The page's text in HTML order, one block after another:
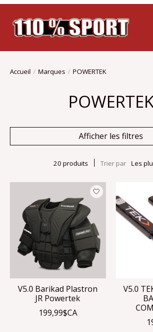
Accueil / Marques / POWERTEK
Afficher les filtres
20 produits Trier par Les
V5.0 Barikad Plastron
JR Powertek
199,99$CA
V5.0